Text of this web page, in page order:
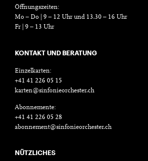
Öffnungszeiten:
Mo – Do | 9 – 12 Uhr und 13.30 – 16 Uhr
Fr | 9 – 13 Uhr
KONTAKT UND BERATUNG
Einzelkarten:
+41 41 226 05 15
karten@sinfonieorchester.ch
Abonnemente:
+41 41 226 05 28
abonnement@sinfonieorchester.ch
NÜTZLICHES